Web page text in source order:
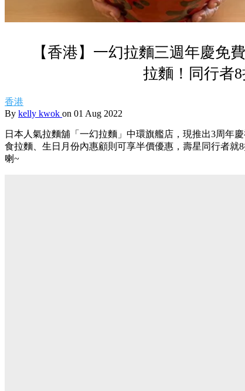
【香港】一幻拉麵三週年慶免
拉麵！同行者
香港
By kelly kwok on 01 Aug 2022
日本人氣拉麵舖「一幻拉麵」中環旗艦店，現推出3周年
食拉麵、生日月份內惠顧則可享半價優惠，壽星同行者就
喇~